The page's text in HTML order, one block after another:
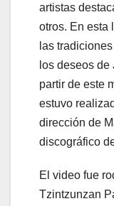
artistas
otros. En esta
las
los deseos de
partir de este
estuvo
dirección de
discográfico
El video fue
Tzintzunzan